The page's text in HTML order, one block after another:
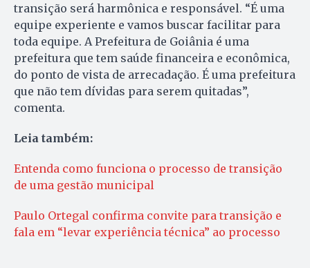
transição será harmônica e responsável. “É uma
equipe experiente e vamos buscar facilitar para
toda equipe. A Prefeitura de Goiânia é uma
prefeitura que tem saúde financeira e econômica,
do ponto de vista de arrecadação. É uma prefeitura
que não tem dívidas para serem quitadas”,
comenta.
Leia também:
Entenda como funciona o processo de transição
de uma gestão municipal
Paulo Ortegal confirma convite para transição e
fala em “levar experiência técnica” ao processo